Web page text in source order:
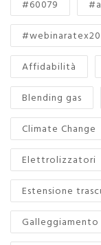
#60079
Affidabilità
Blending gas
Climate Change
Elettrolizzatori
Estensione
Galleggiamento